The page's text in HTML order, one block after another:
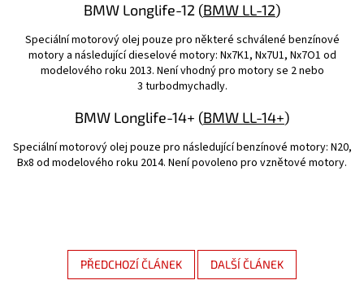
BMW Longlife-12 (BMW LL-12)
Speciální motorový olej pouze pro některé schválené benzínové
motory a následující dieselové motory: Nx7K1, Nx7U1, Nx7O1 od
modelového roku 2013. Není vhodný pro motory se 2 nebo
3 turbodmychadly.
BMW Longlife-14+ (BMW LL-14+)
Speciální motorový olej pouze pro následující benzínové motory: N20,
Bx8 od modelového roku 2014. Není povoleno pro vznětové motory.
PŘEDCHOZÍ ČLÁNEK DALŠÍ ČLÁNEK